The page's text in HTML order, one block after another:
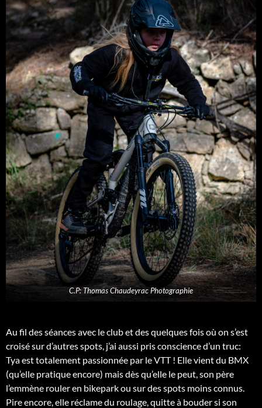
C.P: Thomas Chaudeyrac Photographie
Au fil des séances avec le club et des quelques fois où on s’est
croisé sur d’autres spots, j’ai aussi pris conscience d’un truc:
Tya est totalement passionnée par le VTT ! Elle vient du BMX
(qu’elle pratique encore) mais dès qu’elle le peut, son père
l’emmène rouler en bikepark ou sur des spots moins connus.
Pire encore, elle réclame du roulage, quitte à bouder si son